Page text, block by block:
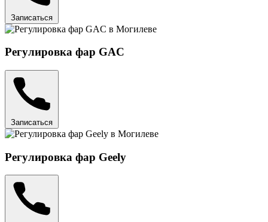
Записаться
Регулировка фар GAC
Записаться
Регулировка фар Geely